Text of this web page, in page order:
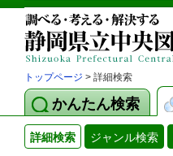
トップページ > 詳細検索
かんたん検索
詳細検索 ジャンル検索